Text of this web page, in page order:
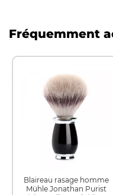
Fréquemment
Blaireau rasage homme
Mühle Jonathan Purist